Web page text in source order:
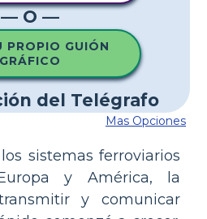
— O —
PROPIO GUIÓN
GRÁFICO
Mas Opciones
sistemas ferroviarios
y América, la
y comunicar